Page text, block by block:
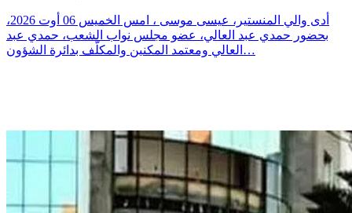
أدى والي المنستير، عيسى موسى ، امس الخميس 06 أوت 2026،
بحضور حمدي عبد العالي، عضو مجلس نواب الشعب، حمدي عبد
العالي ومعتمد المكنين والمكلّف بدائرة الشؤون…